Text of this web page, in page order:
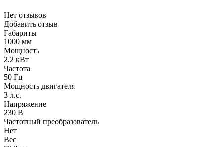
Нет отзывов
Добавить отзыв
Габариты
1000 мм
Мощность
2.2 кВт
Частота
50 Гц
Мощность двигателя
3 л.с.
Напряжение
230 В
Частотный преобразователь
Нет
Вес